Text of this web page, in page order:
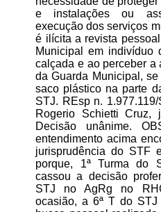
e instalações ou
execução dos serviços
é ilícita a revista
Municipal em indivíduo
calçada e ao perceber a
da Guarda Municipal,
saco plástico na parte
STJ. REsp n.
Rogerio Schietti Cruz,
Decisão unânime.
entendimento acima
jurisprudência do STF
porque, 1ª Turma do
cassou a decisão
STJ no AgRg no
ocasião, a 6ª T do STJ